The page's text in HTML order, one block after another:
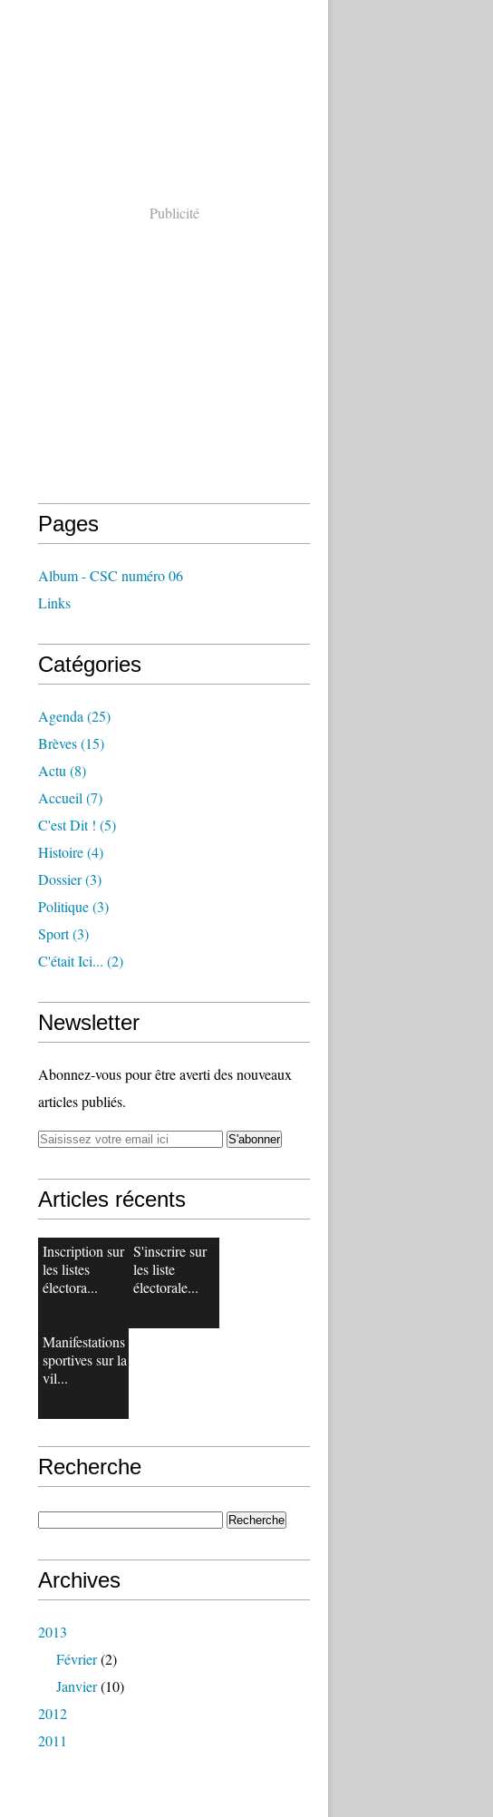
Publicité
Pages
Album - CSC numéro 06
Links
Catégories
Agenda (25)
Brèves(15)
Actu (8)
Accueil (7)
C'est Dit ! (5)
Histoire(4)
Dossier(3)
Politique(3)
Sport(3)
C'était Ici... (2)
Newsletter
Abonnez-vous pour être averti des nouveaux
articles publiés.
Articles récents
Inscription sur
les listes
électora...
S'inscrire sur
les liste
électorale...
Manifestations
sportives sur la
vil...
Recherche
Archives
2013
Février(2)
Janvier(10)
2012
2011